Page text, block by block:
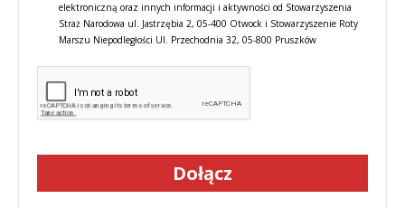
elektroniczną oraz innych informacji i aktywności od Stowarzyszenia
Straż Narodowa ul. Jastrzębia 2, 05-400 Otwock i Stowarzyszenie Roty
Marszu Niepodległości Ul. Przechodnia 32, 05-800 Pruszków
Dołącz